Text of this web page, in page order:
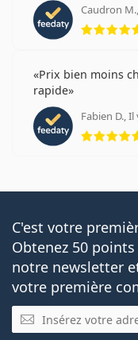
Caudron
Prix bien moins
rapide
Fabien D.,
C'est votre
Obtenez 50
notre newsletter
votre première
E-mail